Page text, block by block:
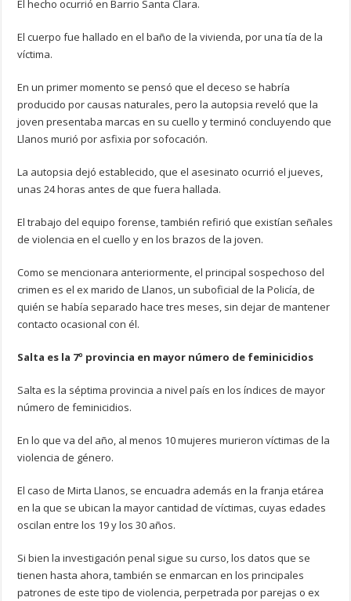
El hecho ocurrió en Barrio Santa Clara.
El cuerpo fue hallado en el baño de la vivienda, por una tía de la
víctima.
En un primer momento se pensó que el deceso se habría
producido por causas naturales, pero la autopsia reveló que la
joven presentaba marcas en su cuello y terminó concluyendo que
Llanos murió por asfixia por sofocación.
La autopsia dejó establecido, que el asesinato ocurrió el jueves,
unas 24 horas antes de que fuera hallada.
El trabajo del equipo forense, también refirió que existían señales
de violencia en el cuello y en los brazos de la joven.
Como se mencionara anteriormente, el principal sospechoso del
crimen es el ex marido de Llanos, un suboficial de la Policía, de
quién se había separado hace tres meses, sin dejar de mantener
contacto ocasional con él.
Salta es la 7º provincia en mayor número de feminicidios
Salta es la séptima provincia a nivel país en los índices de mayor
número de feminicidios.
En lo que va del año, al menos 10 mujeres murieron víctimas de la
violencia de género.
El caso de Mirta Llanos, se encuadra además en la franja etárea
en la que se ubican la mayor cantidad de víctimas, cuyas edades
oscilan entre los 19 y los 30 años.
Si bien la investigación penal sigue su curso, los datos que se
tienen hasta ahora, también se enmarcan en los principales
patrones de este tipo de violencia, perpetrada por parejas o ex